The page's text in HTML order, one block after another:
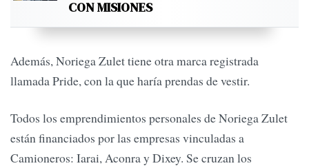
CON MISIONES
Además, Noriega Zulet tiene otra marca registrada
llamada Pride, con la que haría prendas de vestir.
Todos los emprendimientos personales de Noriega Zulet
están financiados por las empresas vinculadas a
Camioneros: Iarai, Aconra y Dixey. Se cruzan los